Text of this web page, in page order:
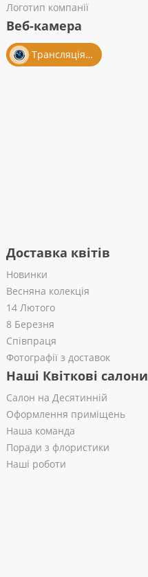
Логотип компанії
Веб-камера
Трансляція із салону
Доставка квітів
Новинки
Весняна колекція
14 Лютого
8 Березня
Співпраця
Фотографії з доставок
Наші Квіткові салони
Салон на Десятинній
Оформлення приміщень
Наша команда
Поради з флористики
Наші роботи